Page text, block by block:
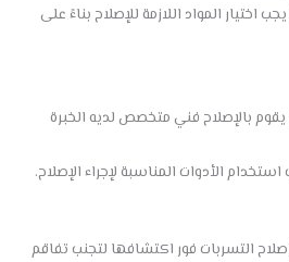
يجب اختيار المواد اللازمة للإصلاح بناءً على
بالإصلاح فني متخصص لديه الخبرة
الأدوات المناسبة لإجراء الإصلاح.
التسربات فور اكتشافها لتجنب تفاقم